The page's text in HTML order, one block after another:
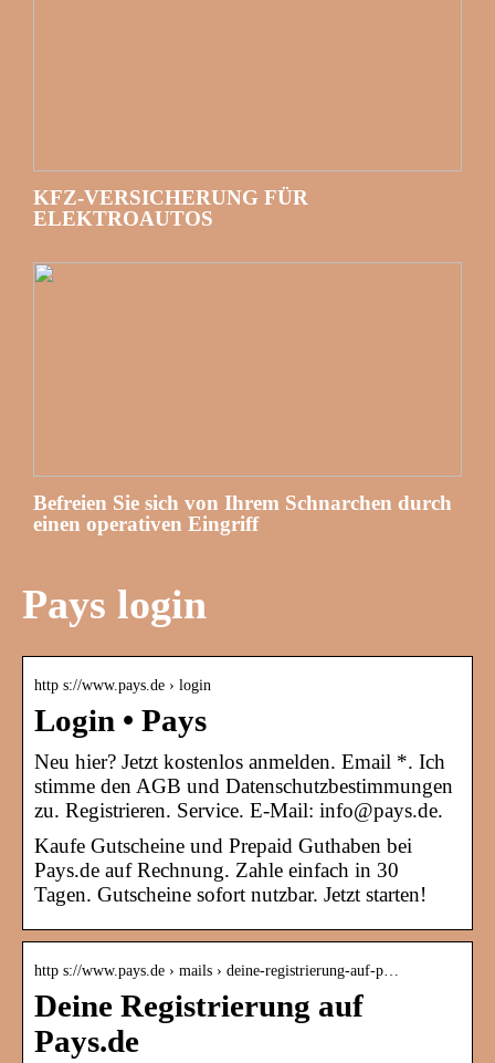
KFZ-VERSICHERUNG FÜR
ELEKTROAUTOS
Befreien Sie sich von Ihrem Schnarchen durch
einen operativen Eingriff
Pays login
http s://www.pays.de › login
Login • Pays
Neu hier? Jetzt kostenlos anmelden. Email *. Ich
stimme den AGB und Datenschutzbestimmungen
zu. Registrieren. Service. E-Mail: info@pays.de.
Kaufe Gutscheine und Prepaid Guthaben bei
Pays.de auf Rechnung. Zahle einfach in 30
Tagen. Gutscheine sofort nutzbar. Jetzt starten!
http s://www.pays.de › mails › deine-registrierung-auf-p…
Deine Registrierung auf
Pays.de